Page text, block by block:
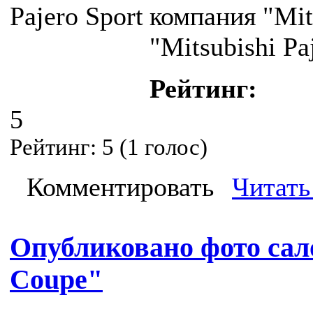
компания
"Mitsubishi
Рейтинг:
5
Рейтинг: 5 (1 голос)
Комментировать
Опубликовано фото
Coupe"